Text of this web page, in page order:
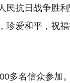
民抗日战争胜
珍爱和平，祝
多名信众参加